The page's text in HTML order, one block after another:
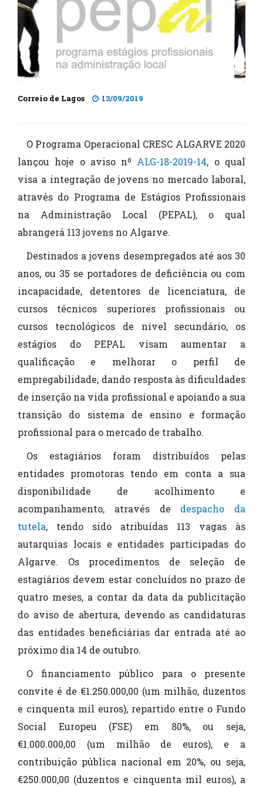
Correio de Lagos 13/09/2019
O Programa Operacional CRESC ALGARVE 2020
lançou hoje o aviso nº ALG-18-2019-14, o qual
visa a integração de jovens no mercado laboral,
através do Programa de Estágios Profissionais
na Administração Local (PEPAL), o qual
abrangerá 113 jovens no Algarve.
Destinados a jovens desempregados até aos 30
anos, ou 35 se portadores de deficiência ou com
incapacidade, detentores de licenciatura, de
cursos técnicos superiores profissionais ou
cursos tecnológicos de nível secundário, os
estágios do PEPAL visam aumentar a
qualificação e melhorar o perfil de
empregabilidade, dando resposta às dificuldades
de inserção na vida profissional e apoiando a sua
transição do sistema de ensino e formação
profissional para o mercado de trabalho.
Os estagiários foram distribuídos pelas
entidades promotoras tendo em conta a sua
disponibilidade de acolhimento e
acompanhamento, através de despacho da
tutela, tendo sido atribuídas 113 vagas às
autarquias locais e entidades participadas do
Algarve. Os procedimentos de seleção de
estagiários devem estar concluídos no prazo de
quatro meses, a contar da data da publicitação
do aviso de abertura, devendo as candidaturas
das entidades beneficiárias dar entrada até ao
próximo dia 14 de outubro.
O financiamento público para o presente
convite é de €1.250.000,00 (um milhão, duzentos
e cinquenta mil euros), repartido entre o Fundo
Social Europeu (FSE) em 80%, ou seja,
€1.000.000,00 (um milhão de euros), e a
contribuição pública nacional em 20%, ou seja,
€250.000,00 (duzentos e cinquenta mil euros), a